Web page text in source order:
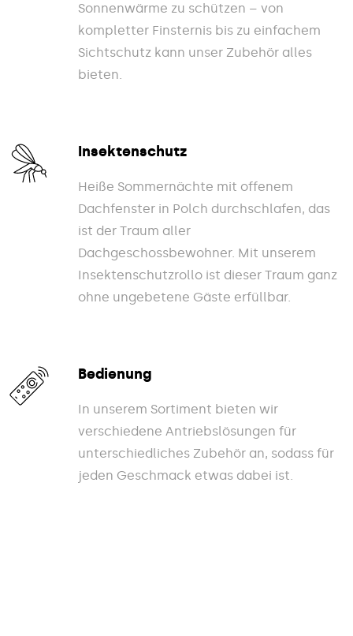
Sonnenwärme zu schützen – von
kompletter Finsternis bis zu einfachem
Sichtschutz kann unser Zubehör alles
bieten.
Insektenschutz
Heiße Sommernächte mit offenem
Dachfenster in Polch durchschlafen, das
ist der Traum aller
Dachgeschossbewohner. Mit unserem
Insektenschutzrollo ist dieser Traum ganz
ohne ungebetene Gäste erfüllbar.
Bedienung
In unserem Sortiment bieten wir
verschiedene Antriebslösungen für
unterschiedliches Zubehör an, sodass für
jeden Geschmack etwas dabei ist.